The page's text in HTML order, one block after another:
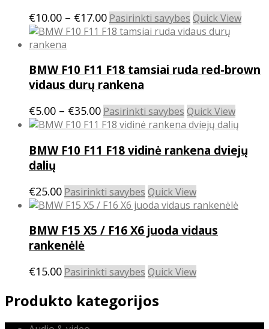
may
be
the
€10.00 – €17.00Price
range:
€17.00
Pasirinkti savybes This
product
variants.
may
be
on
page
Quick View
BMW F10 F11 F18 tamsiai ruda red-brown
vidaus durų rankena
€5.00 – €35.00Price
range:
through
Pasirinkti savybes This
product
multiple
options
may
chosen
product
page
Quick View
BMW F10 F11 F18 vidinė rankena dviejų
dalių
€25.00 Pasirinkti savybes This
product
multiple
options
may
be
chosen
on
Quick View
BMW F15 X5 / F16 X6 juoda vidaus
rankenėlė
€15.00 Pasirinkti savybes This
has
multiple
variants.
Quick View
Produkto kategorijos